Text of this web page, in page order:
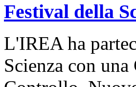
Festival della
L'IREA ha
Scienza con